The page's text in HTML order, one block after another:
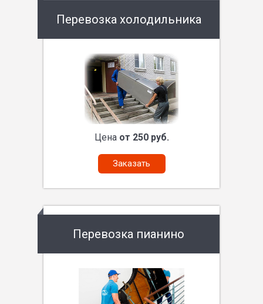
Перевозка холодильника
Цена от 250 руб.
Заказать
Перевозка пианино